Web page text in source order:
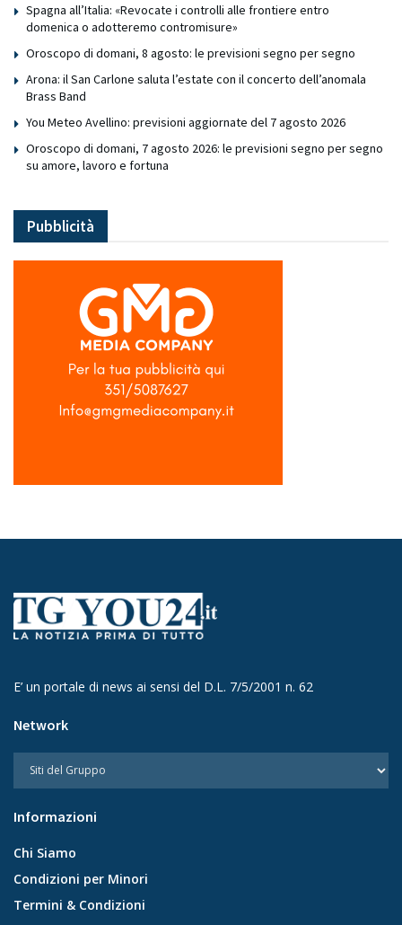
Spagna all’Italia: «Revocate i controlli alle frontiere entro
domenica o adotteremo contromisure»
Oroscopo di domani, 8 agosto: le previsioni segno per segno
Arona: il San Carlone saluta l’estate con il concerto dell’anomala
Brass Band
You Meteo Avellino: previsioni aggiornate del 7 agosto 2026
Oroscopo di domani, 7 agosto 2026: le previsioni segno per segno
su amore, lavoro e fortuna
Pubblicità
E’ un portale di news ai sensi del D.L. 7/5/2001 n. 62
Network
Informazioni
Chi Siamo
Condizioni per Minori
Termini & Condizioni